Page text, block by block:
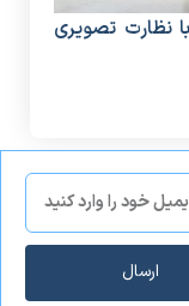
نظارت تصویری
ارسال